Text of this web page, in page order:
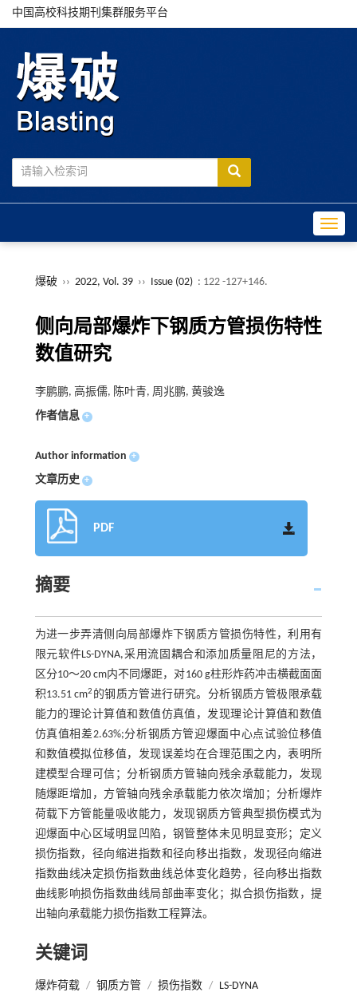
中国高校科技期刊集群服务平台
爆破 ›› 2022, Vol. 39 ›› Issue (02) : 122 -127+146.
侧向局部爆炸下钢质方管损伤特性
数值研究
李鹏鹏, 高振儒, 陈叶青, 周兆鹏, 黄骏逸
作者信息 +
Author information +
文章历史 +
PDF
摘要
为进一步弄清侧向局部爆炸下钢质方管损伤特性，利用有
限元软件LS-DYNA,采用流固耦合和添加质量阻尼的方法，
区分10～20 cm内不同爆距，对160 g柱形炸药冲击横截面面
积13.51 cm2 的钢质方管进行研究。分析钢质方管极限承载
能力的理论计算值和数值仿真值，发现理论计算值和数值
仿真值相差2.63%;分析钢质方管迎爆面中心点试验位移值
和数值模拟位移值，发现误差均在合理范围之内，表明所
建模型合理可信；分析钢质方管轴向残余承载能力，发现
随爆距增加，方管轴向残余承载能力依次增加；分析爆炸
荷载下方管能量吸收能力，发现钢质方管典型损伤模式为
迎爆面中心区域明显凹陷，钢管整体未见明显变形；定义
损伤指数，径向缩进指数和径向移出指数，发现径向缩进
指数曲线决定损伤指数曲线总体变化趋势，径向移出指数
曲线影响损伤指数曲线局部曲率变化；拟合损伤指数，提
出轴向承载能力损伤指数工程算法。
关键词
爆炸荷载 / 钢质方管 / 损伤指数 / LS-DYNA